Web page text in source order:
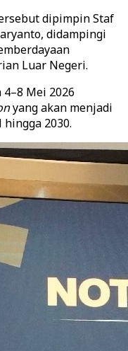
dipimpin Staf
didampingi
Luar Negeri.
Mei 2026
yang akan menjadi
2030.